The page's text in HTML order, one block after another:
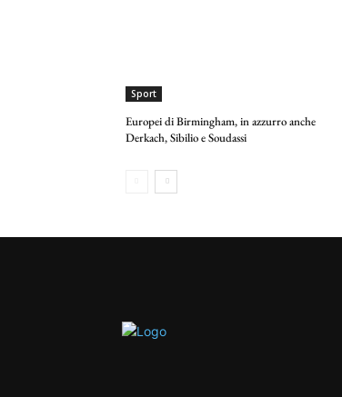
Sport
Europei di Birmingham, in azzurro anche
Derkach, Sibilio e Soudassi